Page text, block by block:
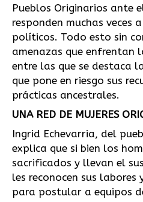
Pueblos Originarios ante
responden muchas veces
políticos. Todo esto sin
amenazas que enfrentan
entre las que se destaca
que pone en riesgo sus
prácticas ancestrales.
UNA RED DE MUJERES
Ingrid Echevarria, del
explica que si bien los
sacrificados y llevan el
les reconocen sus labores
para postular a equipos